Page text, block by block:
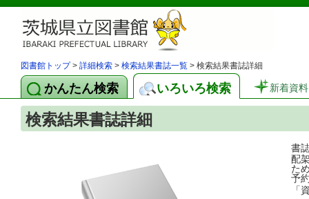
図書館トップ> 詳細検索 > 検索結果書誌一覧 > 検索結果書誌詳細
かんたん検索 いろいろ検索 新着資料
検索結果書誌詳細
書
配
た
予
「